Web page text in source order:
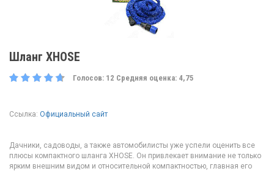
Шланг XHOSE
Голосов: 12 Средняя оценка: 4,75
Ссылка: Официальный сайт
Дачники, садоводы, а также автомобилисты уже успели оценить все
плюсы компактного шланга XHOSE. Он привлекает внимание не только
ярким внешним видом и относительной компактностью, главная его